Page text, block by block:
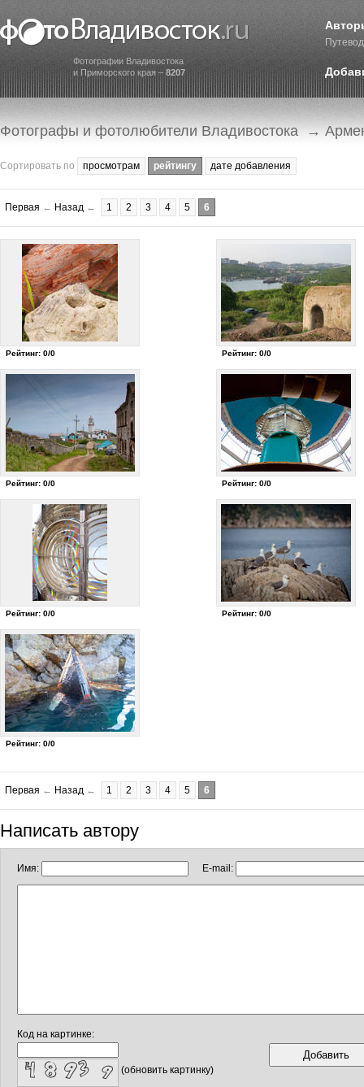
Фотографии Владивостока
и Приморского края – 8207
Фотографы и фотолюбители Владивостока →
Сортировать по просмотрам рейтингу дате добавления
Первая ← Назад ← 1 2 3 4 5 6
Рейтинг: 0/0 Рейтинг: 0/0
Рейтинг: 0/0 Рейтинг: 0/0
Рейтинг: 0/0 Рейтинг: 0/0
Рейтинг: 0/0
Первая ← Назад ← 1 2 3 4 5 6
Написать автору
Имя: E-mail:
Код на картинке:
(обновить картинку)